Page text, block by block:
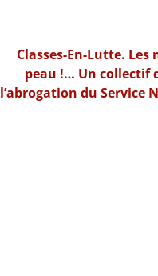
Article
suivant :
Classes-En-Lutte.
peau !… Un collectif
l’abrogation du Service